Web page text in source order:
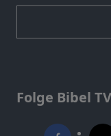
Folge Bibel